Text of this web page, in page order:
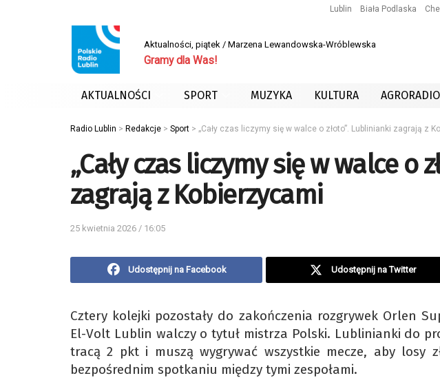
Lublin Biała Podlaska
Aktualności, piątek / Marzena Lewandowska-Wróblewska
Gramy dla Was!
AKTUALNOŚCI SPORT MUZYKA KULTURA AGRORADIO
Radio Lublin > Redakcje > Sport > „Cały czas liczymy się w walce o złoto”. Lublinianki zagrają z
„Cały czas liczymy się w walce o
zagrają z Kobierzycami
25 kwietnia 2026 / 16:05
Udostępnij na Facebook Udostępnij na Twitter
Cztery kolejki pozostały do zakończenia rozgrywek Orlen
El-Volt Lublin walczy o tytuł mistrza Polski. Lublinianki do
tracą 2 pkt i muszą wygrywać wszystkie mecze, aby losy
bezpośrednim spotkaniu między tymi zespołami.